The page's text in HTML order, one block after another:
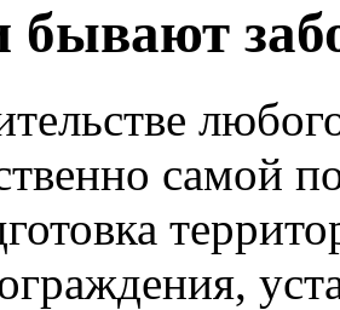
самой